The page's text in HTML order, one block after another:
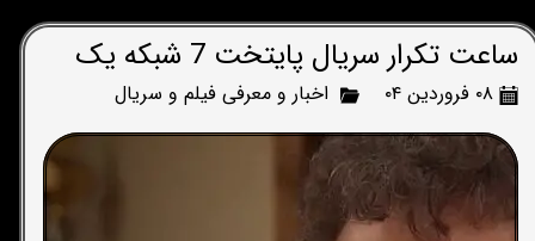
ساعت تکرار سریال پایتخت 7 شبکه یک
۰۸ فروردین ۰۴ اخبار و معرفی فیلم و سریال